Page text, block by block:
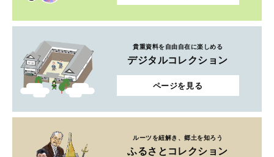
貴重資料を自由自在に楽しめる
デジタルコレクション
ページを見る
ルーツを紐解き、郷土を知ろう
ふるさとコレクション